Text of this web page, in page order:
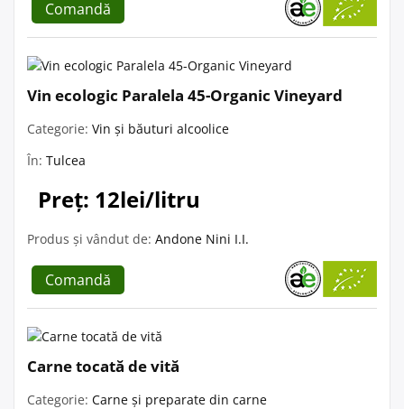
Comandă
Vin ecologic Paralela 45-Organic Vineyard
Categorie: Vin și băuturi alcoolice
În: Tulcea
Preț: 12lei/litru
Produs și vândut de: Andone Nini I.I.
Comandă
Carne tocată de vită
Categorie: Carne și preparate din carne